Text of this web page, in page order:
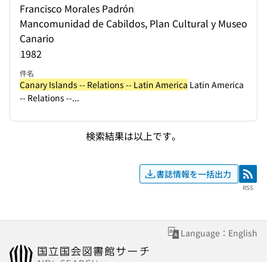
Francisco Morales Padrón
Mancomunidad de Cabildos, Plan Cultural y Museo
Canario
1982
件名
Canary Islands -- Relations -- Latin America Latin America
-- Relations --...
検索結果は以上です。
書誌情報を一括出力 RSS
RSS
Language：English